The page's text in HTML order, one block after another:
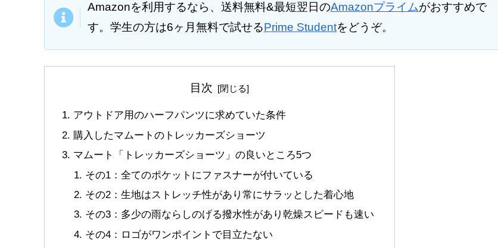
Amazonを利用するなら、送料無料&最短翌日のAmazonプライムがおすすめで
す。学生の方は6ヶ月無料で試せるPrime Studentをどうぞ。
目次
アウトドア用のハーフパンツに求めていた条件
購入したマムートのトレッカーズショーツ
マムート「トレッカーズショーツ」の良いところ5つ
その1：全てのポケットにファスナーが付いている
その2：生地はストレッチ性があり常にサラッとした着心地
その3：多少の雨ならしのげる撥水性があり乾燥スピードも速い
その4：ロゴがワンポイントで目立たない